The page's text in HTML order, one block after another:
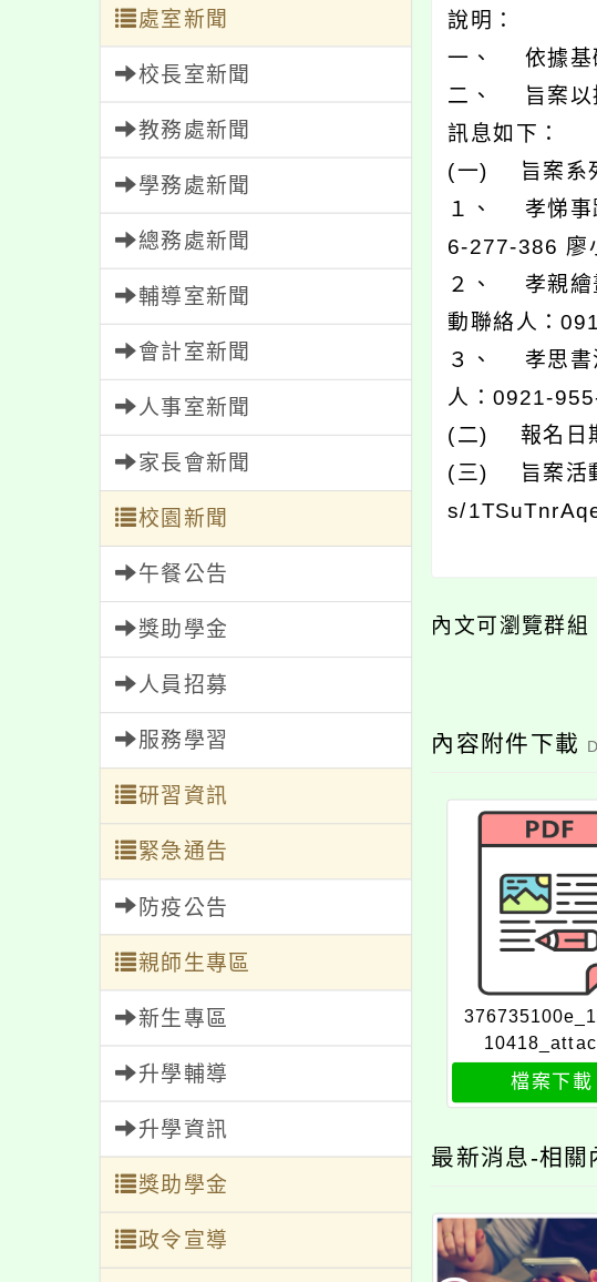
處室新聞
校長室新聞
教務處新聞
學務處新聞
總務處新聞
輔導室新聞
會計室新聞
人事室新聞
家長會新聞
校園新聞
午餐公告
獎助學金
人員招募
服務學習
研習資訊
緊急通告
防疫公告
親師生專區
新生專區
升學輔導
升學資訊
獎助學金
政令宣導
說明：
一、 依據基
二、 旨案以
訊息如下：
(一) 旨案系
１、 孝悌事
6-277-386 廖
２、 孝親繪
動聯絡人：
３、 孝思書
人：0921-
(二) 報名日期
(三) 旨案活
s/
內文可瀏覽群組
內容附件下載
檔案下載
最新消息-相關